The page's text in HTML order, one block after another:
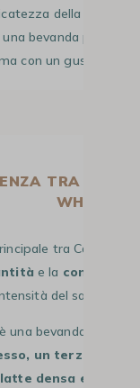
della micro-
una bevanda perfetta
con un gusto deciso
TRA
WHITE
tra
e la
del sapore del
è una bevanda classica
un terzo di latte
densa e soffice